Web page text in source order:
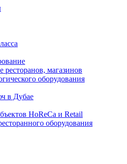
ресторанов, магазинов
оборудования
в Дубае
HoReCa и Retail
оборудования